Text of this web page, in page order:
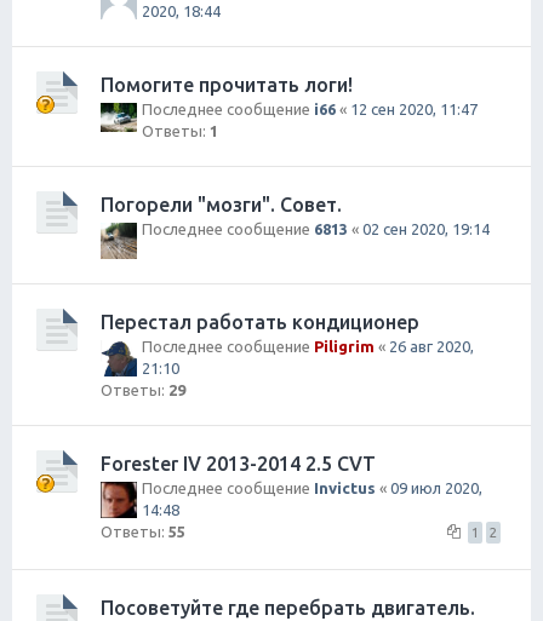
2020, 18:44
Помогите прочитать логи!
Последнее сообщение i66 « 12 сен 2020, 11:47
Ответы: 1
Погорели "мозги". Совет.
Последнее сообщение 6813 « 02 сен 2020, 19:14
Перестал работать кондиционер
Последнее сообщение Piligrim « 26 авг 2020,
21:10
Ответы: 29
Forester IV 2013-2014 2.5 CVT
Последнее сообщение Invictus « 09 июл 2020,
14:48
Ответы: 55 1 2
Посоветуйте где перебрать двигатель.